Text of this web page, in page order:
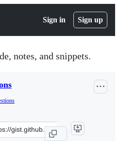
Sign in Sign up
notes, and snippets.